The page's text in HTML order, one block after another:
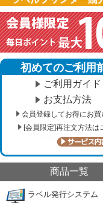
初めてのご利用
ご利用ガイド
お支払方法
会員登録してお得にお買
[会員限定]再注文方法は
商品一覧
ラベル発行システム